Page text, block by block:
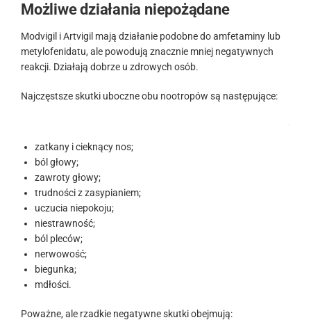
Możliwe działania niepożądane
Modvigil i Artvigil mają działanie podobne do amfetaminy lub
metylofenidatu, ale powodują znacznie mniej negatywnych
reakcji. Działają dobrze u zdrowych osób.
Najczęstsze skutki uboczne obu nootropów są następujące:
.
zatkany i cieknący nos;
ból głowy;
zawroty głowy;
trudności z zasypianiem;
uczucia niepokoju;
niestrawność;
ból pleców;
nerwowość;
biegunka;
mdłości.
Poważne, ale rzadkie negatywne skutki obejmują: